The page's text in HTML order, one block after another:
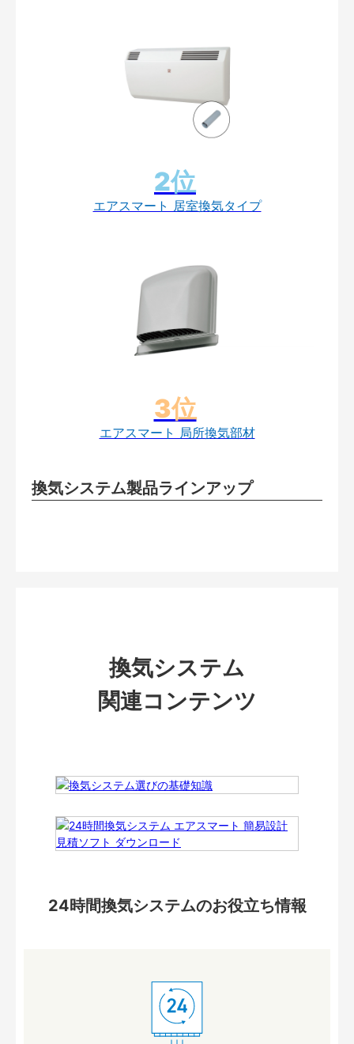
エアスマート 居室換気タイプ
エアスマート 局所換気部材
換気システム製品ラインアップ
換気システム
関連コンテンツ
24時間換気システムのお役立ち情報